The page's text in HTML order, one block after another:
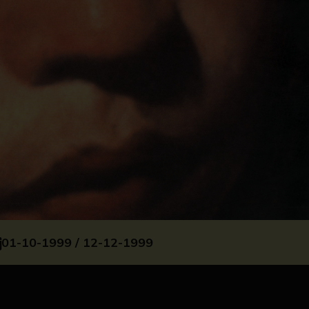
01-10-1999 / 12-12-1999